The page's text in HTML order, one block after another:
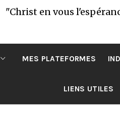
"Christ en vous
MES PLATEFORMES
LIENS UTILES